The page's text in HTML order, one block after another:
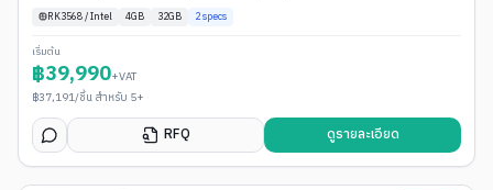
RK3568 / Intel 4GB 32GB 2specs
เริ่มต้น
฿39,990+VAT
฿37,191/ชิ้น สำหรับ 5+
RFQ ดูรายละเอียด